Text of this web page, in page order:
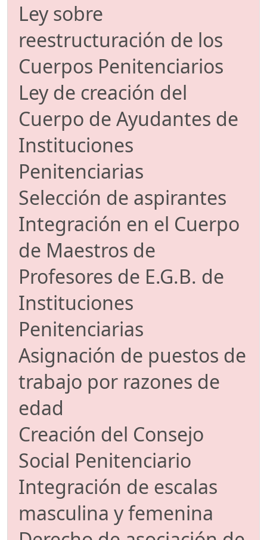
Ley sobre
reestructuración de los
Cuerpos Penitenciarios
Ley de creación del
Cuerpo de Ayudantes de
Instituciones
Penitenciarias
Selección de aspirantes
Integración en el Cuerpo
de Maestros de
Profesores de E.G.B. de
Instituciones
Penitenciarias
Asignación de puestos de
trabajo por razones de
edad
Creación del Consejo
Social Penitenciario
Integración de escalas
masculina y femenina